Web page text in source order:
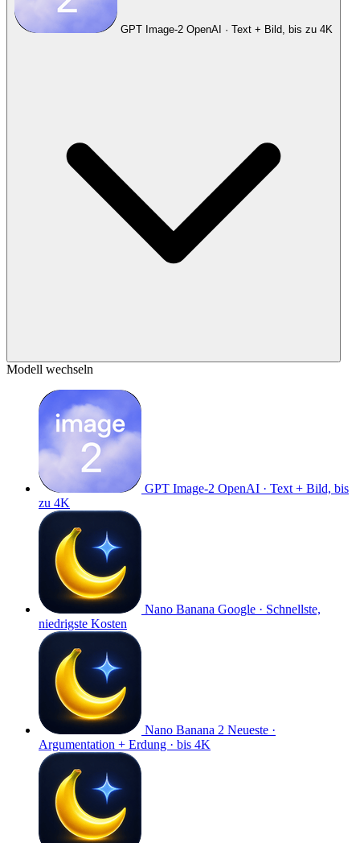
GPT Image-2 OpenAI · Text + Bild, bis zu 4K
Modell wechseln
GPT Image-2 OpenAI · Text + Bild, bis
zu 4K
Nano Banana Google · Schnellste,
niedrigste Kosten
Nano Banana 2 Neueste ·
Argumentation + Erdung · bis 4K